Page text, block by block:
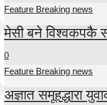
Feature Breaking news
मेसी बने विश्वकपकै
0
Feature Breaking news
अज्ञात समूहद्धारा